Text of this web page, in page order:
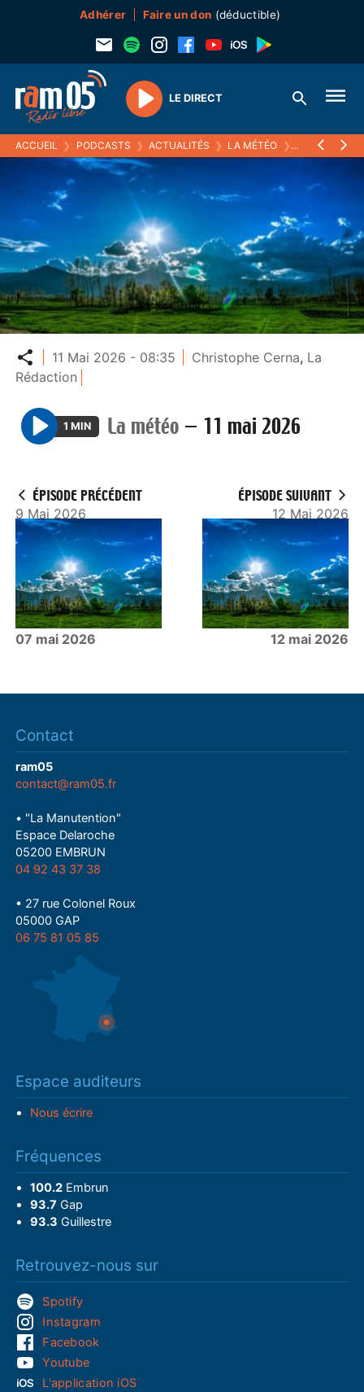
Adhérer Faire un don (déductible)
Play
LE DIRECT
ACCUEIL ❯ PODCASTS ❯ ACTUALITÉS ❯ LA MÉTÉO ❯ 11 MAI 2026
Partager
11 Mai 2026 - 08:35 Christophe Cerna, La
Rédaction
P
y
1 MIN La météo — 11 mai 2026
ÉPISODE PRÉCÉDENT
9 Mai 2026
07 mai 2026
ÉPISODE SUIVANT
12 Mai 2026
12 mai 2026
Contact
ram05
contact@ram05.fr
• "La Manutention"
Espace Delaroche
05200 EMBRUN
04 92 43 37 38
• 27 rue Colonel Roux
05000 GAP
06 75 81 05 85
Espace auditeurs
Nous écrire
Fréquences
100.2Embrun
93.7 Gap
93.3 Guillestre
Retrouvez-nous sur
Spotify
Instagram
Facebook
Youtube
L'application iOS